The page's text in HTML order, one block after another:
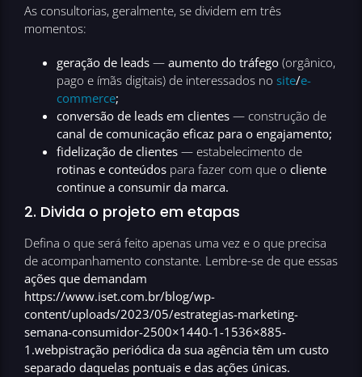
As consultorias, geralmente, se dividem em três
momentos:
geração de leads — aumento do tráfego (orgânico,
pago e ímãs digitais) de interessados no site/e-
commerce;
conversão de leads em clientes — construção de
canal de comunicação eficaz para o engajamento;
fidelização de clientes — estabelecimento de
rotinas e conteúdos para fazer com que o cliente
continue a consumir da marca.
2. Divida o projeto em etapas
Defina o que será feito apenas uma vez e o que precisa
de acompanhamento constante. Lembre-se de que essas
ações que demandam
https://www.iset.com.br/blog/wp-
content/uploads/2023/05/estrategias-marketing-
semana-consumidor-2500×1440-1-1536×885-
1.webpistração periódica da sua agência têm um custo
separado daquelas pontuais e das ações únicas.